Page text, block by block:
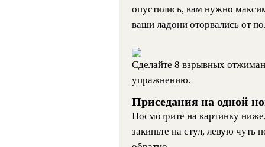
опустились, вам нужно
ваши ладони оторвались от
Сделайте 8 взрывных
упражнению.
Приседания на одной
Посмотрите на картинку
закиньте на стул, левую чуть